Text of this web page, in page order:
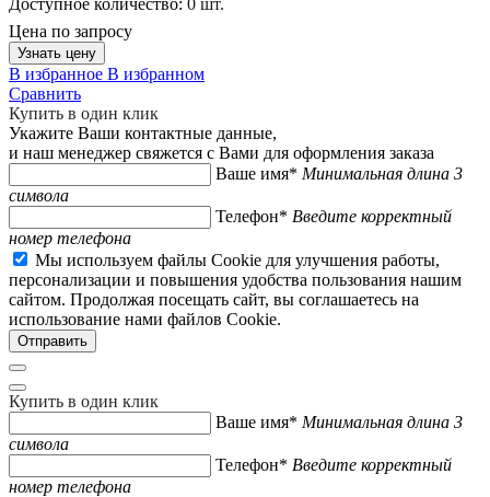
Цена по запросу
Узнать цену
В избранное В избранном
Сравнить
Купить в один клик
Укажите Ваши контактные данные,
и наш менеджер свяжется с Вами для оформления заказа
Ваше имя* Минимальная длина 3
символа
Телефон* Введите корректный
номер телефона
Мы используем файлы Cookie для улучшения работы,
персонализации и повышения удобства пользования нашим
сайтом. Продолжая посещать сайт, вы соглашаетесь на
использование нами файлов Cookie.
Купить в один клик
Ваше имя* Минимальная длина 3
символа
Телефон* Введите корректный
номер телефона